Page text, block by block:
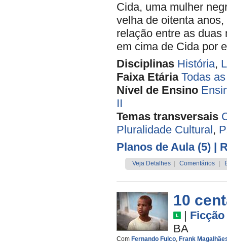
Cida, uma mulher
velha de oitenta
relação entre as duas
em cima de Cida por
Disciplinas História,
Faixa Etária Todas
Nível de Ensino
II
Temas transversais
Pluralidade Cultural,
Planos de Aula (5) |
Veja Detalhes Comentários
10
| Ficção
BA
Com Fernando Fulco, Frank